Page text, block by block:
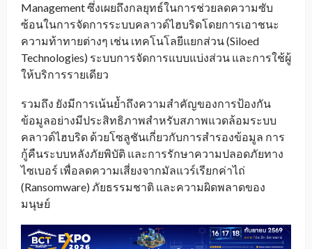
Management ซึ่งเผยถึงกลยุทธ์ในการช่วยลดความซับ
ซ้อนในการจัดการระบบคลาวด์ไฮบริดโดยการเอาชนะ
ความท้าทายต่างๆ เช่น เทคโนโลยีแยกส่วน (Siloed
Technologies) ระบบการจัดการแบบแบ่งส่วน และการใช้ผู้
ให้บริการรายเดียว
รวมถึง ยังมีการเน้นย้ำถึงความสำคัญของการป้องกัน
ข้อมูลอย่างมีประสิทธิภาพสำหรับสภาพแวดล้อมระบบ
คลาวด์ไฮบริด ด้วยโซลูชันเกี่ยวกับการสำรองข้อมูล การ
กู้คืนระบบหลังภัยพิบัติ และการรักษาความปลอดภัยทาง
ไซเบอร์ เพื่อลดความเสี่ยงจากมัลแวร์เรียกค่าไถ่
(Ransomware) ภัยธรรมชาติ และความผิดพลาดของ
มนุษย์